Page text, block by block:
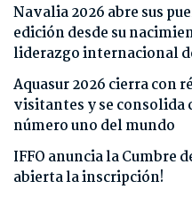
Navalia 2026 abre sus
edición desde su
liderazgo internacional
Aquasur 2026 cierra con
visitantes y se consolida
número uno del mundo
IFFO anuncia la Cumbre
abierta la inscripción!